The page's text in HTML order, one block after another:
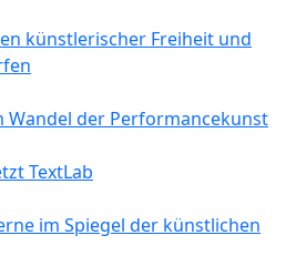
künstlerischer Freiheit und
Wandel der Performancekunst
TextLab
im Spiegel der künstlichen